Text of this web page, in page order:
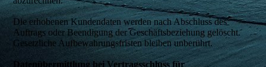
Die erhobenen Kundendaten werden nach Abschluss des
Auftrags oder Beendigung der Geschäftsbeziehung gelöscht.
Gesetzliche Aufbewahrungsfristen bleiben unberührt.
Datenübermittlung bei Vertragsschluss für